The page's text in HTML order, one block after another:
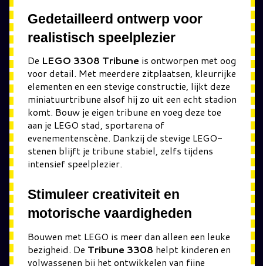
Gedetailleerd ontwerp voor
realistisch speelplezier
De LEGO 3308 Tribune is ontworpen met oog
voor detail. Met meerdere zitplaatsen, kleurrijke
elementen en een stevige constructie, lijkt deze
miniatuurtribune alsof hij zo uit een echt stadion
komt. Bouw je eigen tribune en voeg deze toe
aan je LEGO stad, sportarena of
evenementenscène. Dankzij de stevige LEGO-
stenen blijft je tribune stabiel, zelfs tijdens
intensief speelplezier.
Stimuleer creativiteit en
motorische vaardigheden
Bouwen met LEGO is meer dan alleen een leuke
bezigheid. De Tribune 3308 helpt kinderen en
volwassenen bij het ontwikkelen van fijne